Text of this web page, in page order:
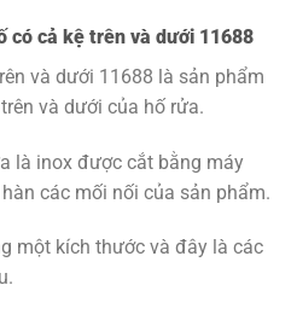
có cả kệ trên và dưới 11688
và dưới 11688 là sản phẩm
và dưới của hố rửa.
là inox được cắt bằng máy
các mối nối của sản phẩm.
một kích thước và đây là các